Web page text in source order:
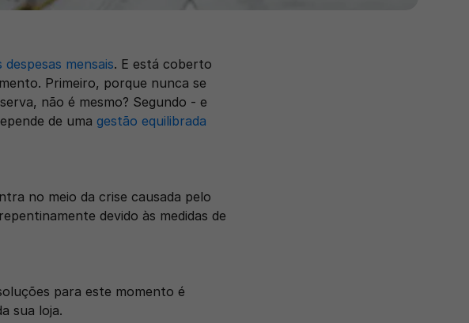
despesas mensais. E está coberto
Primeiro, porque nunca se
não é mesmo? Segundo - e
de uma gestão equilibrada
no meio da crise causada pelo
devido às medidas de
para este momento é
sua loja.